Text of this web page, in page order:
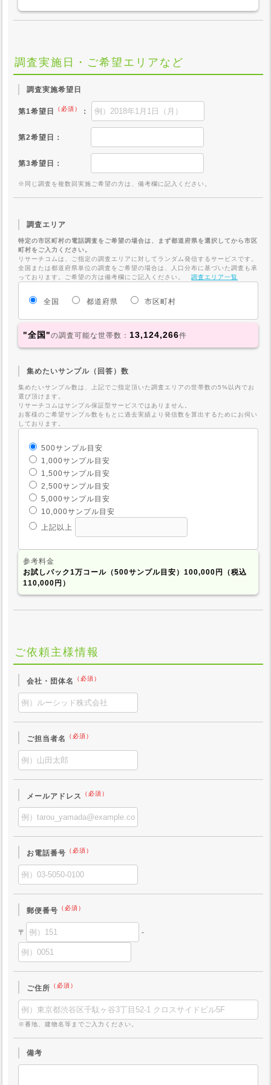
調査実施日・ご希望エリアなど
調査実施希望日
第1希望日 （必須） ：
第2希望日：
第3希望日：
※同じ調査を複数回実施ご希望の方は、備考欄に記入ください。
調査エリア
特定の市区町村の電話調査をご希望の場合は、まず都道府県を選択してから市区
町村をご入力ください。
リサーチコムは、ご指定の調査エリアに対してランダム発信するサービスです。
全国または都道府県単位の調査をご希望の場合は、人口分布に基づいた調査も承
っております。ご希望の方は備考欄にご記入ください。調査エリア一覧
全国 都道府県 市区町村
"全国"の調査可能な世帯数： 13,124,266件
集めたいサンプル（回答）数
集めたいサンプル数は、上記でご指定頂いた調査エリアの世帯数の5%以内でお
選び頂けます。
リサーチコムはサンプル保証型サービスではありません。
お客様のご希望サンプル数をもとに過去実績より発信数を算出するためにお伺い
しております。
500サンプル目安
1,000サンプル目安
1,500サンプル目安
2,500サンプル目安
5,000サンプル目安
10,000サンプル目安
上記以上
参考料金
お試しパック1万コール（500サンプル目安）100,000円
（税込
110,000円）
ご依頼主様情報
会社・団体名 （必須）
ご担当者名 （必須）
メールアドレス （必須）
お電話番号 （必須）
郵便番号 （必須）
〒 -
ご住所 （必須）
※番地、建物名等までご入力ください。
備考